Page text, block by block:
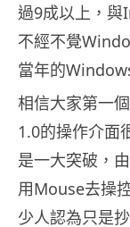
過9成以上，
不經不覺
當年的
相信大家第一
1.0的操作介面
是一大突破，
用Mouse去操
少人認為只是